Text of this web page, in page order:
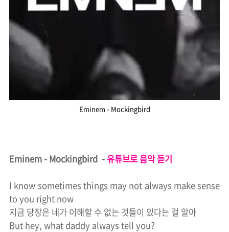
Eminem - Mockingbird
Eminem - Mockingbird -유튜브로 음악 듣기
I know sometimes things may not always make sense
to you right now
지금 당장은 네가 이해할 수 없는 것들이 있다는 걸 알아
But hey, what daddy always tell you?